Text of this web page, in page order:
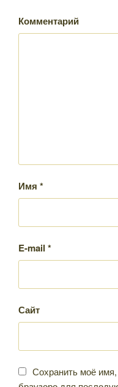
Комментарий
Имя *
E-mail *
Сайт
Сохранить моё